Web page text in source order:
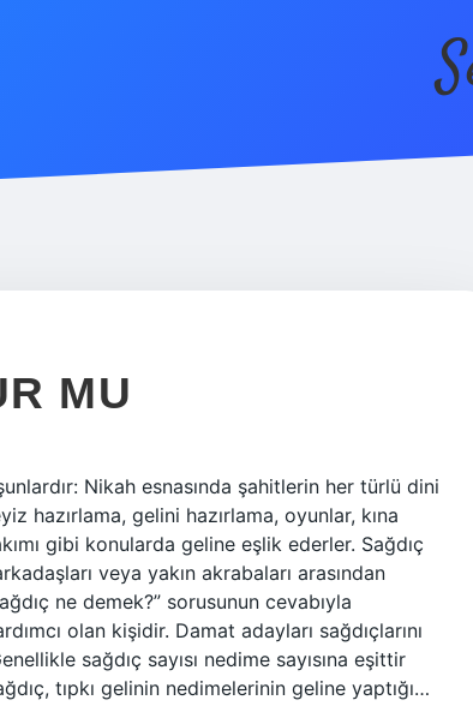
MU
Nikah esnasında şahitlerin her türlü dini
hazırlama, gelini hazırlama, oyunlar, kına
gibi konularda geline eşlik ederler. Sağdıç
veya yakın akrabaları arasından
ne demek?” sorusunun cevabıyla
olan kişidir. Damat adayları sağdıçlarını
sağdıç sayısı nedime sayısına eşittir
tıpkı gelinin nedimelerinin geline yaptığı…